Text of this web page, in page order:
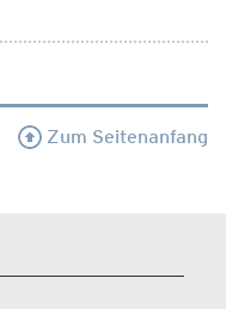
Zum Seitenanfang